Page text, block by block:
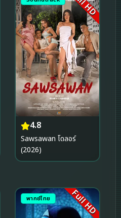
4.8
Sawsawan โดลอร์
(2026)
พากย์ไทย Full HD